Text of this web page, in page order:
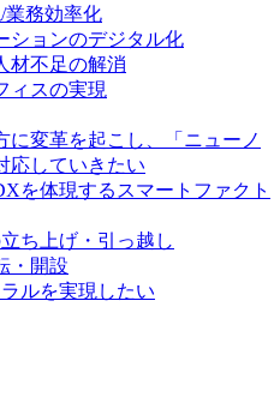
業務効率化
ションのデジタル化
材不足の解消
ィスの実現
に変革を起こし、「ニューノ
応していきたい
を体現するスマートファクト
ち上げ・引っ越し
・開設
ルを実現したい